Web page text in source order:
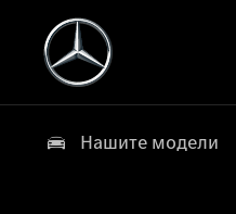
Нашите модели